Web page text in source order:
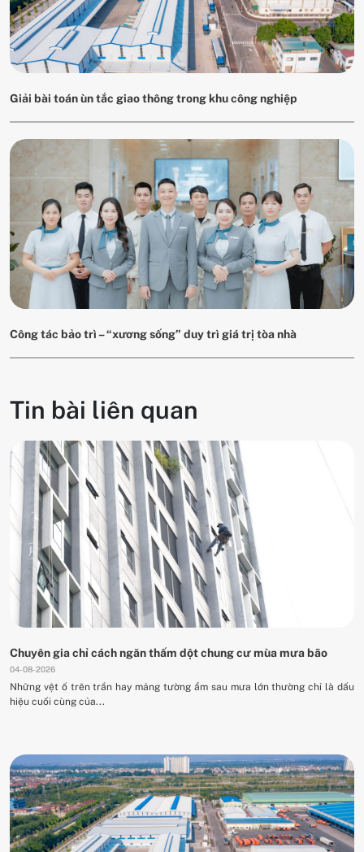
Giải bài toán ùn tắc giao thông trong khu công nghiệp
Công tác bảo trì – “xương sống” duy trì giá trị tòa nhà
Tin bài liên quan
Chuyên gia chỉ cách ngăn thấm dột chung cư mùa mưa bão
04-08-2026
Những vệt ố trên trần hay mảng tường ẩm sau mưa lớn thường chỉ là dấu
hiệu cuối cùng của...